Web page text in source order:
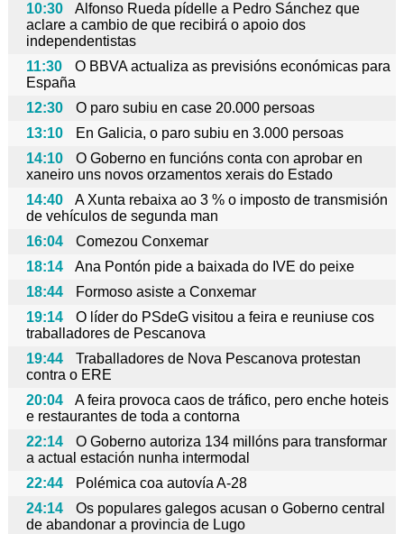
10:30
Alfonso Rueda pídelle a Pedro Sánchez que
aclare a cambio de que recibirá o apoio dos
independentistas
11:30
O BBVA actualiza as previsións económicas para
España
12:30
O paro subiu en case 20.000 persoas
13:10
En Galicia, o paro subiu en 3.000 persoas
14:10
O Goberno en funcións conta con aprobar en
xaneiro uns novos orzamentos xerais do Estado
14:40
A Xunta rebaixa ao 3 % o imposto de transmisión
de vehículos de segunda man
16:04
Comezou Conxemar
18:14
Ana Pontón pide a baixada do IVE do peixe
18:44
Formoso asiste a Conxemar
19:14
O líder do PSdeG visitou a feira e reuniuse cos
traballadores de Pescanova
19:44
Traballadores de Nova Pescanova protestan
contra o ERE
20:04
A feira provoca caos de tráfico, pero enche hoteis
e restaurantes de toda a contorna
22:14
O Goberno autoriza 134 millóns para transformar
a actual estación nunha intermodal
22:44
Polémica coa autovía A-28
24:14
Os populares galegos acusan o Goberno central
de abandonar a provincia de Lugo